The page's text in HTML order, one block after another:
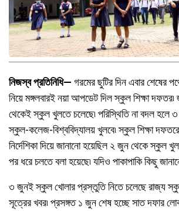
নিজস্ব প্রতিনিধি— গরমের ছুটির দিন এবার শেষের
নিয়ে মঙ্গলবারই নয়া আপডেট দিল স্কুল শিক্ষা দফতর৷
থেকেই স্কুল খুলতে চলেছে৷ পরিস্থিতি না বদল হলে
স্কুল-কলেজ-বিশ্ববিদ্যালয় খুলবে৷ স্কুল শিক্ষা
নির্দেশিকা দিয়ে জানানো হয়েছিল ২ জুন থেকে স্কুল
পর ধরে চলতে বলা হয়েছে৷ যদিও পাকাপাকি কিছু
৩ জুনই স্কুল খোলার প্রস্তুতি নিতে চলেছে রাজ্য
সূত্রের খবর৷ প্রসঙ্গত ১ জুন শেষ হচ্ছে সাত দফার